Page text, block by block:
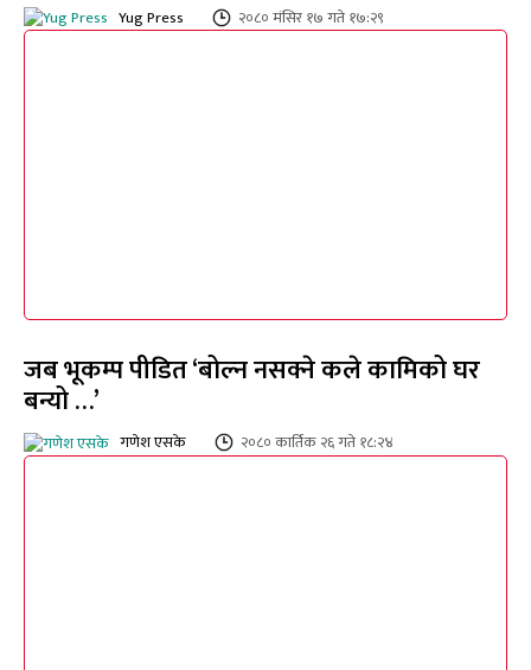
Yug Press २०८० मंसिर १७ गते १७:२९
जब भूकम्प पीडित ‘बोल्न नसक्ने कले कामिको घर
बन्यो …’
गणेश एसके २०८० कार्तिक २६ गते १८:२४